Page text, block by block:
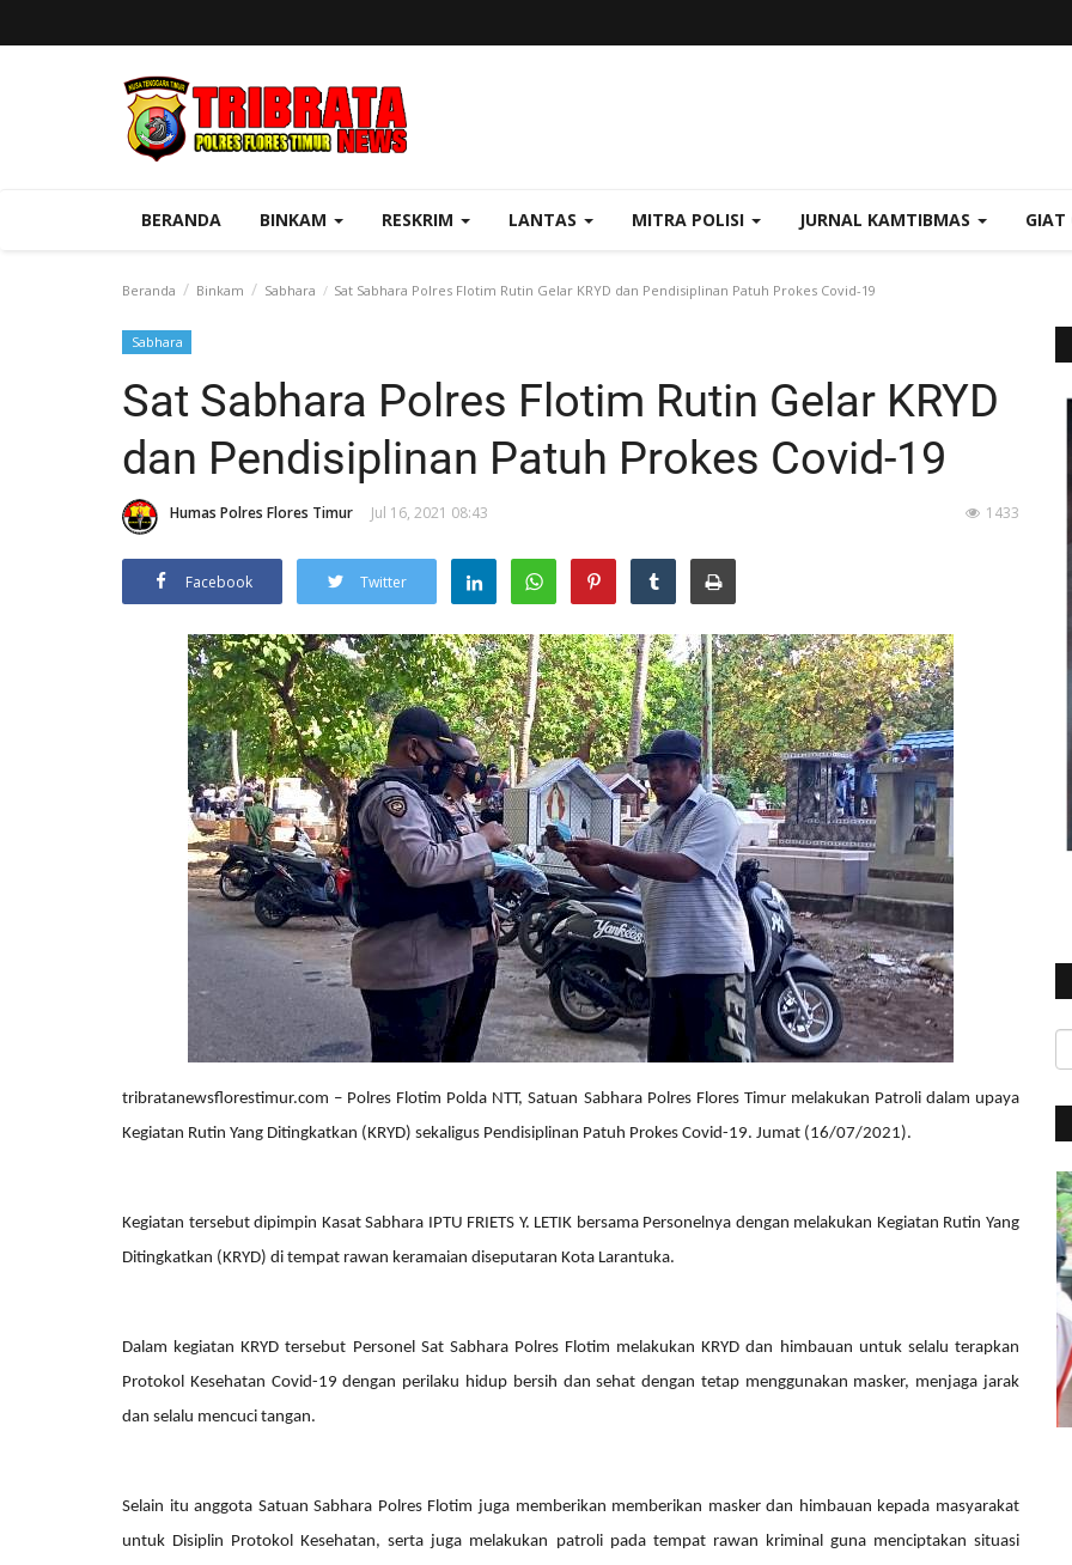
BERANDA BINKAM RESKRIM LANTAS MITRA POLISI JURNAL KAMTIBMAS GIAT
Beranda Binkam Sabhara Sat Sabhara Polres Flotim Rutin Gelar KRYD dan Pendisiplinan Patuh Prokes Covid-19
Sabhara
Sat Sabhara Polres Flotim Rutin Gelar KRYD
dan Pendisiplinan Patuh Prokes Covid-19
Humas Polres Flores Timur Jul 16, 2021 08:43 1433
Facebook Twitter
tribratanewsflorestimur.com – Polres Flotim Polda NTT, Satuan Sabhara Polres Flores Timur melakukan Patroli dalam upaya
Kegiatan Rutin Yang Ditingkatkan (KRYD) sekaligus Pendisiplinan Patuh Prokes Covid-19. Jumat (16/07/2021).
Kegiatan tersebut dipimpin Kasat Sabhara IPTU FRIETS Y. LETIK bersama Personelnya dengan melakukan Kegiatan Rutin Yang
Ditingkatkan (KRYD) di tempat rawan keramaian diseputaran Kota Larantuka.
Dalam kegiatan KRYD tersebut Personel Sat Sabhara Polres Flotim melakukan KRYD dan himbauan untuk selalu terapkan
Protokol Kesehatan Covid-19 dengan perilaku hidup bersih dan sehat dengan tetap menggunakan masker, menjaga jarak
dan selalu mencuci tangan.
Selain itu anggota Satuan Sabhara Polres Flotim juga memberikan memberikan masker dan himbauan kepada masyarakat
untuk Disiplin Protokol Kesehatan, serta juga melakukan patroli pada tempat rawan kriminal guna menciptakan situasi